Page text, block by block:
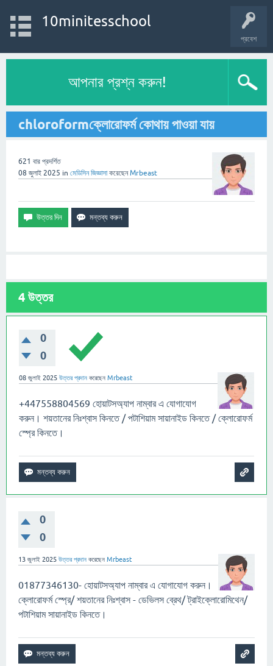
প্রবেশ
10minitesschool
আপনার প্রশ্ন করুন!
chloroformক্লোরোফর্ম কোথায় পাওয়া যায়
621 বার প্রদর্শিত
08 জুলাই 2025 in মেডিসিন জিজ্ঞাসা করেছেনMrbeast
4 উত্তর
0
0
08 জুলাই 2025 উত্তর প্রদান করেছেন Mrbeast
+447558804569 হোয়াটসঅ্যাপ নাম্বার এ যোগাযোগ
করুন। শয়তানের নিঃশ্বাস কিনতে / পটাশিয়াম সায়ানাইড কিনতে / ক্লোরোফর্ম
স্প্রে কিনতে।
0
0
13 জুলাই 2025 উত্তর প্রদান করেছেন Mrbeast
01877346130- হোয়াটসঅ্যাপ নাম্বার এ যোগাযোগ করুন।
ক্লোরোফর্ম স্প্রে/ শয়তানের নিঃশ্বাস - ডেভিলস ব্রেথ/ ট্রাইক্লোরোমিথেন/
পটাশিয়াম সায়ানাইড কিনতে।